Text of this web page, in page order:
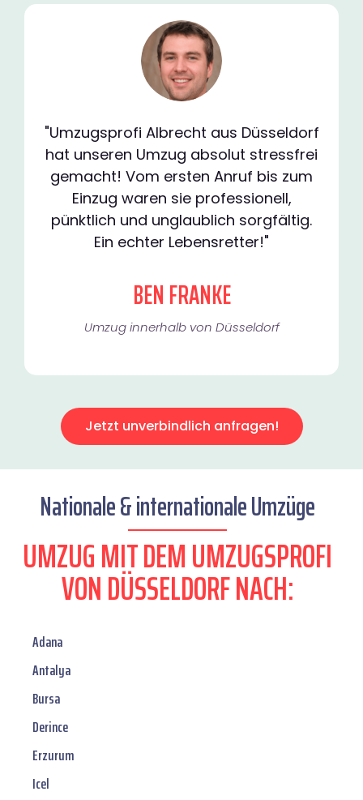
"Umzugsprofi Albrecht aus Düsseldorf
hat unseren Umzug absolut stressfrei
gemacht! Vom ersten Anruf bis zum
Einzug waren sie professionell,
pünktlich und unglaublich sorgfältig.
Ein echter Lebensretter!"
BEN FRANKE
Umzug innerhalb von Düsseldorf​
Jetzt unverbindlich anfragen!
Nationale & internationale Umzüge
UMZUG MIT DEM UMZUGSPROFI
VON DÜSSELDORF NACH:
Adana
Antalya
Bursa
Derince
Erzurum
Icel